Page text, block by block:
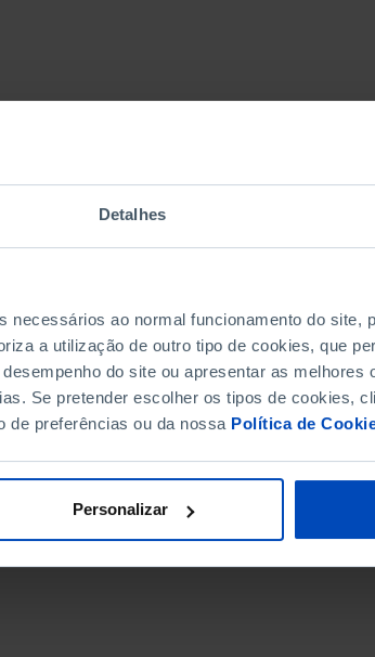
Detalhes
necessários ao normal funcionamento do site,
a utilização de outro tipo de cookies, que
do site ou apresentar as melhores
Se pretender escolher os tipos de cookies,
de preferências ou da nossa Política de
Personalizar
DE FIM